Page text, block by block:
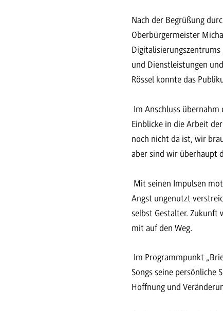
Nach der Begrüßung
Oberbürgermeister
und Dienstleistungen
Rössel konnte das
Im Anschluss
Einblicke in die Arbeit
noch nicht da ist, wir
aber sind wir überhaupt
Mit seinen Impulsen
Angst ungenutzt
selbst Gestalter. Zukunft
mit auf den Weg.
Im Programmpunkt
Songs seine persönliche
Hoffnung und